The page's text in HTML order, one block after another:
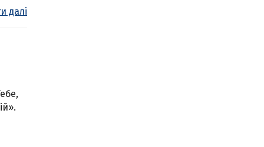
далі